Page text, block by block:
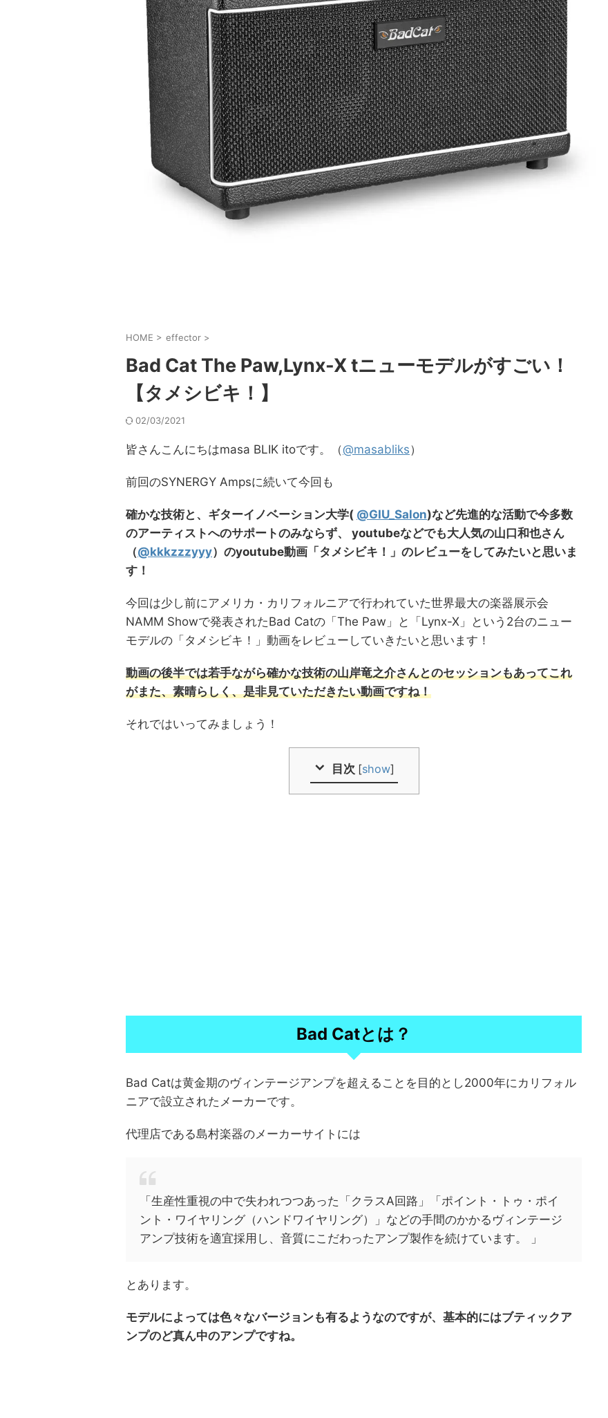
HOME > effector >
Bad Cat The Paw,Lynx-X tニューモデルがすごい！
【タメシビキ！】
02/03/2021
皆さんこんにちはmasa BLIK itoです。（@masabliks）
前回のSYNERGY Ampsに続いて今回も
確かな技術と、ギターイノベーション大学( @GIU_Salon)など先進的な活動で今多数
のアーティストへのサポートのみならず、 youtubeなどでも大人気の山口和也さん
（@kkkzzzyyy）のyoutube動画「タメシビキ！」のレビューをしてみたいと思いま
す！
今回は少し前にアメリカ・カリフォルニアで行われていた世界最大の楽器展示会
NAMM Showで発表されたBad Catの「The Paw」と「Lynx-X」という2台のニュー
モデルの「タメシビキ！」動画をレビューしていきたいと思います！
動画の後半では若手ながら確かな技術の山岸竜之介さんとのセッションもあってこれ
がまた、素晴らしく、是非見ていただきたい動画ですね！
それではいってみましょう！
目次 [show]
Bad Catとは？
Bad Catは黄金期のヴィンテージアンプを超えることを目的とし2000年にカリフォル
ニアで設立されたメーカーです。
代理店である島村楽器のメーカーサイトには
「生産性重視の中で失われつつあった「クラスA回路」「ポイント・トゥ・ポイ
ント・ワイヤリング（ハンドワイヤリング）」などの手間のかかるヴィンテージ
アンプ技術を適宜採用し、音質にこだわったアンプ製作を続けています。 」
とあります。
モデルによっては色々なバージョンも有るようなのですが、基本的にはブティックア
ンプのど真ん中のアンプですね。